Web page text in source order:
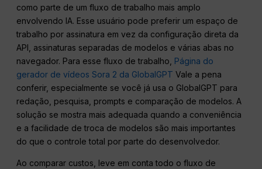
como parte de um fluxo de trabalho mais amplo
envolvendo IA. Esse usuário pode preferir um espaço de
trabalho por assinatura em vez da configuração direta da
API, assinaturas separadas de modelos e várias abas no
navegador. Para esse fluxo de trabalho, Página do
gerador de vídeos Sora 2 da GlobalGPT Vale a pena
conferir, especialmente se você já usa o GlobalGPT para
redação, pesquisa, prompts e comparação de modelos. A
solução se mostra mais adequada quando a conveniência
e a facilidade de troca de modelos são mais importantes
do que o controle total por parte do desenvolvedor.
Ao comparar custos, leve em conta todo o fluxo de